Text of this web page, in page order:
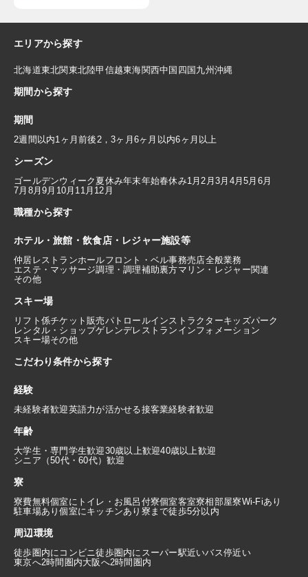
エリアから探す
北海道東北関東北陸甲信越東海関西中国 四国 九州 沖縄
期間から探す
期間
2週間以内1ヶ月前後2，3ヶ月 6ヶ月以内6ヶ月以上
シーズン
ゴールデンウィーク 夏休み年末年始春休み1月2月3月 4月5月 6月
7月 8月9月 10月 11月 12月
職種から探す
ホテル・旅館・飲食店・レジャー施設等
仲居 レストランホールフロント・ベル事務売店全般業務
エステ・マッサージ調理・調理補助裏方マリン・レジャー関連
その他
スキー場
リフト係チケット販売パトロールインストラクターキッズパーク
レンタル・ショップゲレンデレストラン インフォメーション
スキー場その他
こだわり条件から探す
経験
未経験者歓迎英語力が活かせる接客業経験者歓迎
年齢
大学生・専門学生歓迎30歳以上歓迎40歳以上歓迎
シニア（50代・60代）歓迎
寮
寮費無料個室にトイレ・お風呂付寮個室客室寮相部屋寮Wi-Fiあり
駐車場あり個室にキッチンあり 寮まで徒歩5分以内
周辺環境
徒歩圏内にコンビニ徒歩圏内にスーパー駅近いバス停近い
東京へ2時間圏内大阪へ2時間圏内